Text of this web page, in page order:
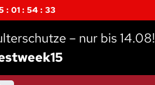
01 54 32
– nur bis 14.08!